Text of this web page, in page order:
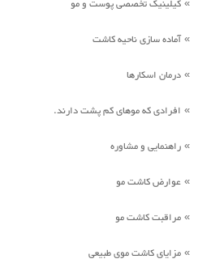
» کیلینیک تخصصی پوست و مو
»آماده سازی ناحیه کاشت
» درمان اسکارها
» افرادی که موهای کم پشت دارند.
» راهنمایی و مشاوره
» عوارض کاشت مو
» مراقبت کاشت مو
» مزایای کاشت موی طبیعی